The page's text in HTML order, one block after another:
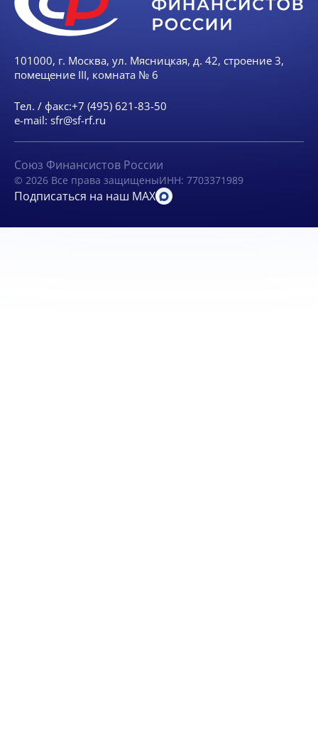
101000, г. Москва, ул. Мясницкая, д. 42, строение 3,
помещение III, комната № 6
Тел. / факс:+7 (495) 621-83-50
e-mail: sfr@sf-rf.ru
Союз Финансистов России
© 2026 Все права защищеныИНН: 7703371989
Подписаться на наш MAX